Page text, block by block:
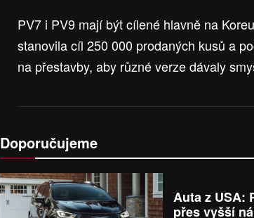
PV7 i PV9 mají být cílené hlavně na
stanovila cíl 250 000 prodaných kusů a
na přestavby, aby různé verze dávaly
Doporučujeme
Auta z USA:
přes vyšší